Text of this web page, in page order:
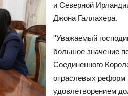
и Северной
Джона Галлахера.
''Уважаемый
большое значение
Соединенного
отраслевых реформ
удовлетворением